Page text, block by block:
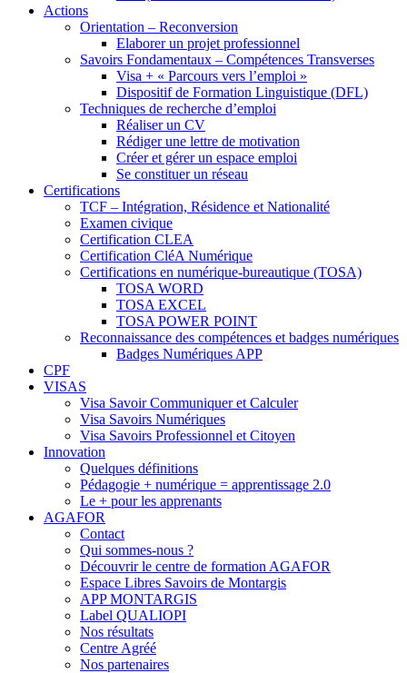
Actions
Orientation – Reconversion
Elaborer un projet professionnel
Savoirs Fondamentaux – Compétences Transverses
Visa + « Parcours vers l’emploi »
Dispositif de Formation Linguistique (DFL)
Techniques de recherche d’emploi
Réaliser un CV
Rédiger une lettre de motivation
Créer et gérer un espace emploi
Se constituer un réseau
Certifications
TCF – Intégration, Résidence et Nationalité
Examen civique
Certification CLEA
Certification CléA Numérique
Certifications en numérique-bureautique (TOSA)
TOSA WORD
TOSA EXCEL
TOSA POWER POINT
Reconnaissance des compétences et badges numériques
Badges Numériques APP
CPF
VISAS
Visa Savoir Communiquer et Calculer
Visa Savoirs Numériques
Visa Savoirs Professionnel et Citoyen
Innovation
Quelques définitions
Pédagogie + numérique = apprentissage 2.0
Le + pour les apprenants
AGAFOR
Contact
Qui sommes-nous ?
Découvrir le centre de formation AGAFOR
Espace Libres Savoirs de Montargis
APP MONTARGIS
Label QUALIOPI
Nos résultats
Centre Agréé
Nos partenaires